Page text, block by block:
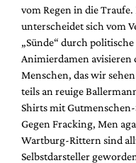
vom Regen in die
unterscheidet sich vom
„Sünde“ durch
Animierdamen avisieren
Menschen, das wir
teils an reuige
Shirts mit
Gegen Fracking, Men
Wartburg-Rittern sind
Selbstdarsteller